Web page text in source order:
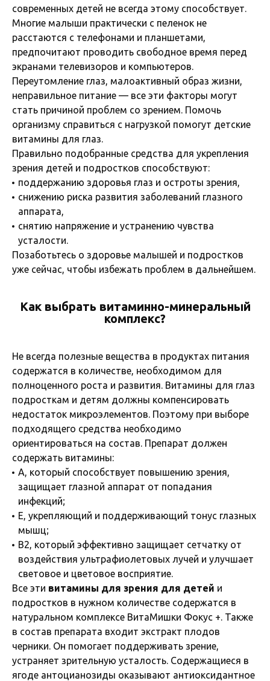
современных детей не всегда этому способствует.
Многие малыши практически с пеленок не
расстаются с телефонами и планшетами,
предпочитают проводить свободное время перед
экранами телевизоров и компьютеров.
Переутомление глаз, малоактивный образ жизни,
неправильное питание — все эти факторы могут
стать причиной проблем со зрением. Помочь
организму справиться с нагрузкой помогут детские
витамины для глаз.
Правильно подобранные средства для укрепления
зрения детей и подростков способствуют:
поддержанию здоровья глаз и остроты зрения,
снижению риска развития заболеваний глазного
аппарата,
снятию напряжение и устранению чувства
усталости.
Позаботьтесь о здоровье малышей и подростков
уже сейчас, чтобы избежать проблем в дальнейшем.
Как выбрать витаминно-минеральный
комплекс?
Не всегда полезные вещества в продуктах питания
содержатся в количестве, необходимом для
полноценного роста и развития. Витамины для глаз
подросткам и детям должны компенсировать
недостаток микроэлементов. Поэтому при выборе
подходящего средства необходимо
ориентироваться на состав. Препарат должен
содержать витамины:
А, который способствует повышению зрения,
защищает глазной аппарат от попадания
инфекций;
Е, укрепляющий и поддерживающий тонус глазных
мышц;
В2, который эффективно защищает сетчатку от
воздействия ультрафиолетовых лучей и улучшает
световое и цветовое восприятие.
Все эти витамины для зрения для детей и
подростков в нужном количестве содержатся в
натуральном комплексе ВитаМишки Фокус +. Также
в состав препарата входит экстракт плодов
черники. Он помогает поддерживать зрение,
устраняет зрительную усталость. Содержащиеся в
ягоде антоцианозиды оказывают антиоксидантное